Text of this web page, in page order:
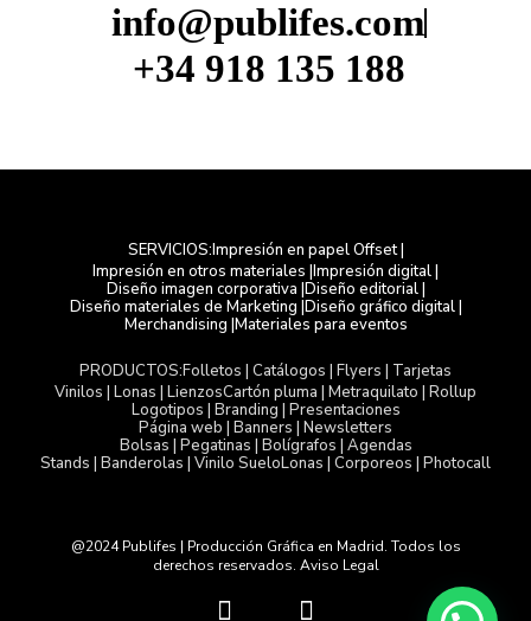
info@publifes.com
+34 918 135 188
SERVICIOS:Impresión en papel Offset |
Impresión en otros materiales |Impresión digital |
Diseño imagen corporativa |Diseño editorial |
Diseño materiales de Marketing |Diseño gráfico digital |
Merchandising |Materiales para eventos
PRODUCTOS:Folletos | Catálogos | Flyers | Tarjetas
Vinilos | Lonas | LienzosCartón pluma | Metraquilato | Rollup
Logotipos | Branding | Presentaciones
Página web | Banners | Newsletters
Bolsas | Pegatinas | Bolígrafos | Agendas
Stands | Banderolas | Vinilo SueloLonas | Corporeos | Photocall
@2024 Publifes | Producción Gráfica en Madrid. Todos los
derechos reservados. Aviso Legal
T L